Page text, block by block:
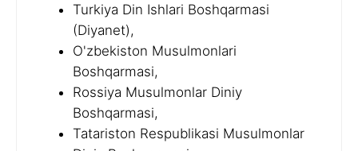
Turkiya Din Ishlari Boshqarmasi
(Diyanet),
O'zbekiston Musulmonlari
Boshqarmasi,
Rossiya Musulmonlar Diniy
Boshqarmasi,
Tatariston Respublikasi Musulmonlar